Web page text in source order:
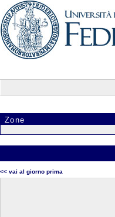
Zone
<< vai al giorno prima